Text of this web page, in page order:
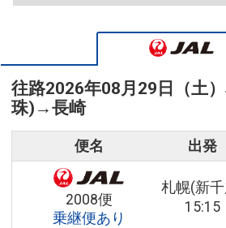
往路2026年08月29日（土）
珠) →長崎
便名 出発
2008便
乗継便あり
札幌(新
15:15